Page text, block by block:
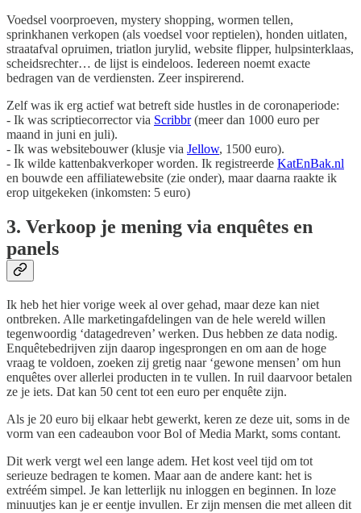
Voedsel voorproeven, mystery shopping, wormen tellen,
sprinkhanen verkopen (als voedsel voor reptielen), honden uitlaten,
straatafval opruimen, triatlon jurylid, website flipper, hulpsinterklaas,
scheidsrechter… de lijst is eindeloos. Iedereen noemt exacte
bedragen van de verdiensten. Zeer inspirerend.
Zelf was ik erg actief wat betreft side hustles in de coronaperiode:
- Ik was scriptiecorrector via Scribbr(meer dan 1000 euro per
maand in juni en juli).
- Ik was websitebouwer (klusje via Jellow, 1500 euro).
- Ik wilde kattenbakverkoper worden. Ik registreerde KatEnBak.nl
en bouwde een affiliatewebsite (zie onder), maar daarna raakte ik
erop uitgekeken (inkomsten: 5 euro)
3. Verkoop je mening via enquêtes en
panels
Ik heb het hier vorige week al over gehad, maar deze kan niet
ontbreken. Alle marketingafdelingen van de hele wereld willen
tegenwoordig ‘datagedreven’ werken. Dus hebben ze data nodig.
Enquêtebedrijven zijn daarop ingesprongen en om aan de hoge
vraag te voldoen, zoeken zij gretig naar ‘gewone mensen’ om hun
enquêtes over allerlei producten in te vullen. In ruil daarvoor betalen
ze je iets. Dat kan 50 cent tot een euro per enquête zijn.
Als je 20 euro bij elkaar hebt gewerkt, keren ze deze uit, soms in de
vorm van een cadeaubon voor Bol of Media Markt, soms contant.
Dit werk vergt wel een lange adem. Het kost veel tijd om tot
serieuze bedragen te komen. Maar aan de andere kant: het is
extréém simpel. Je kan letterlijk nu inloggen en beginnen. In loze
minuutjes kan je er eentje invullen. Er zijn mensen die met alleen dit